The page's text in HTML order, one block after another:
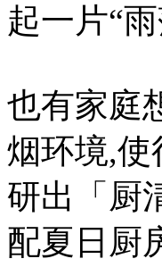
起一片“雨
也有家庭
烟环境,使
研出「厨
配夏日厨